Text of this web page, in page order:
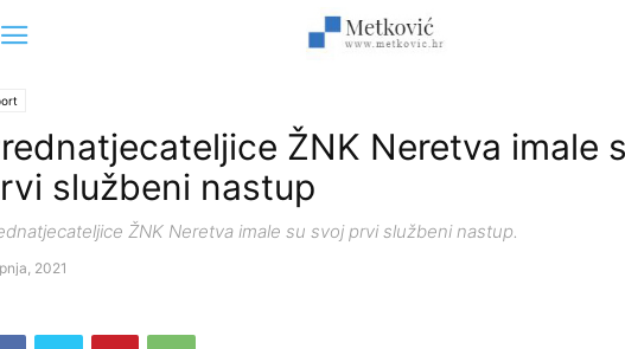
ŽNK Neretva imale
službeni nastup
ŽNK Neretva imale su svoj prvi službeni nastup.
2021